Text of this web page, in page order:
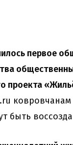
первое
проекта
быть